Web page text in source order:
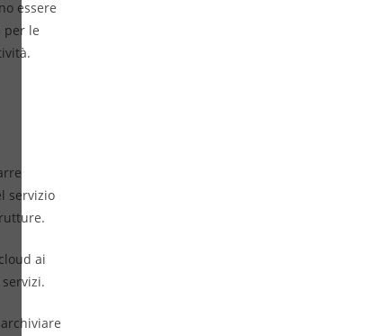
essere
per le
servizio
ai